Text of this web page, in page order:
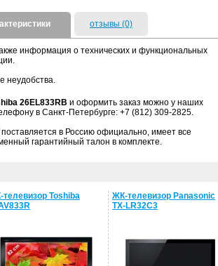
отзывы (0)
информация о технических и функциональных
неудобства.
26EL833RB и оформить заказ можно у наших
в Санкт-Петербурге: +7 (812) 309-2825.
в Россию официально, имеет все
гарантийный талон в комплекте.
Toshiba
ЖК-телевизор Panasonic
TX-LR32C3